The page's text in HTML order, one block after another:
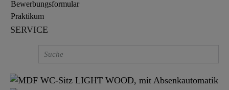
Bewerbungsformular
Praktikum
SERVICE